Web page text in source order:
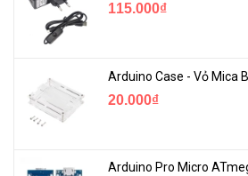
115.000₫
20.000₫
Arduino Pro Micro